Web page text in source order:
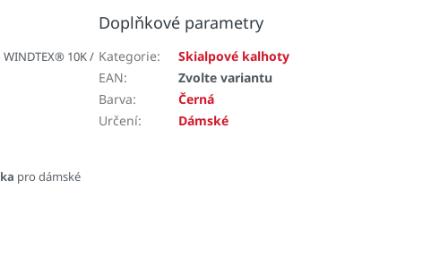
10K /
pro dámské
Doplňkové parametry
Kategorie:
Skialpové kalhoty
EAN:
Zvolte variantu
Barva:
Černá
Určení: Dámské